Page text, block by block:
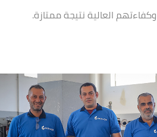
العالية نتيجة ممتازة.